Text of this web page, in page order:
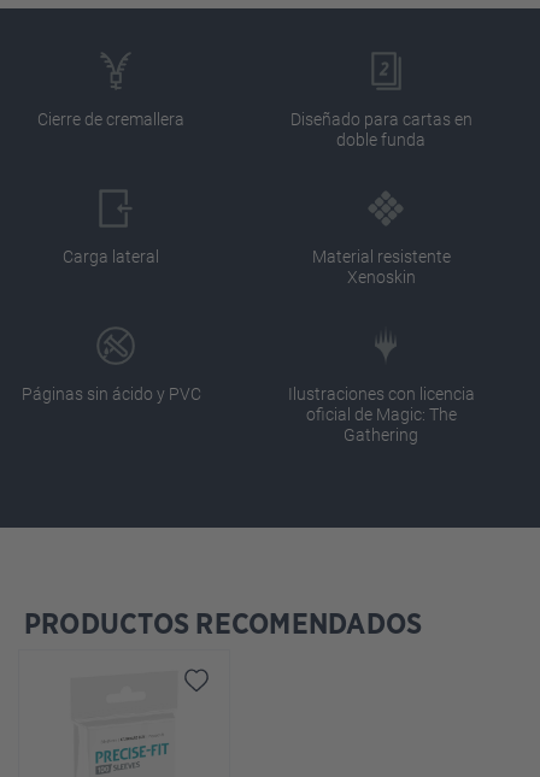
Cierre de cremallera
Diseñado para cartas en
doble funda
Carga lateral
Material resistente
Xenoskin
Páginas sin ácido y PVC
Ilustraciones con licencia
oficial de Magic: The
Gathering
Omitir la galería de productos
PRODUCTOS RECOMENDADOS